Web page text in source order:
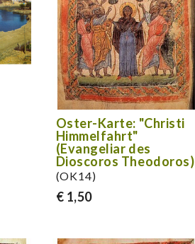
Oster-Karte: "Christi
Himmelfahrt"
(Evangeliar des
Dioscoros Theodoros)
(OK14)
€ 1,50